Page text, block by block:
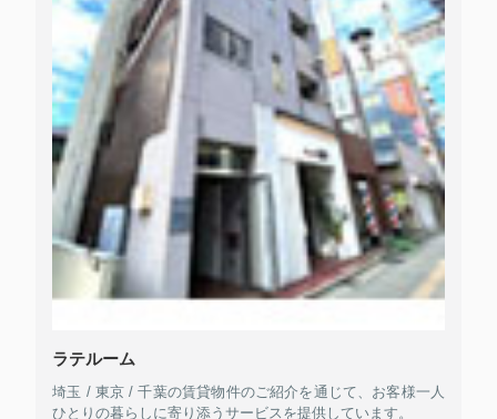
ラテルーム
埼玉 / 東京 / 千葉の賃貸物件のご紹介を通じて、お客様一人
ひとりの暮らしに寄り添うサービスを提供しています。